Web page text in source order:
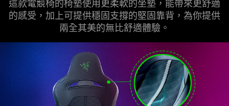
這款電競椅的椅墊使用更柔軟的坐墊，能帶來更舒適
的感受，加上可提供穩固支撐的堅固靠背，為你提供
兩全其美的無比舒適體驗。